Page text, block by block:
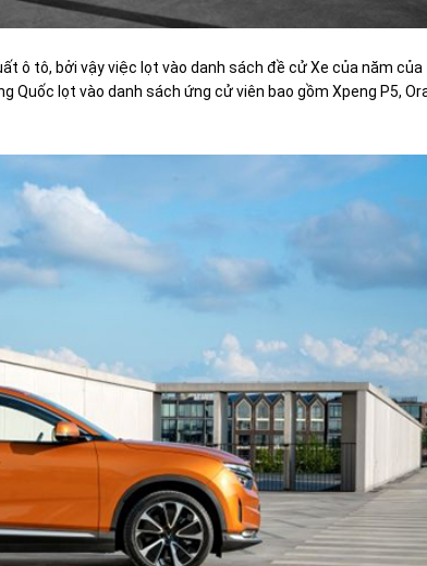
ô tô, bởi vậy việc lọt vào danh sách đề cử Xe của năm của
Quốc lọt vào danh sách ứng cử viên bao gồm Xpeng P5,